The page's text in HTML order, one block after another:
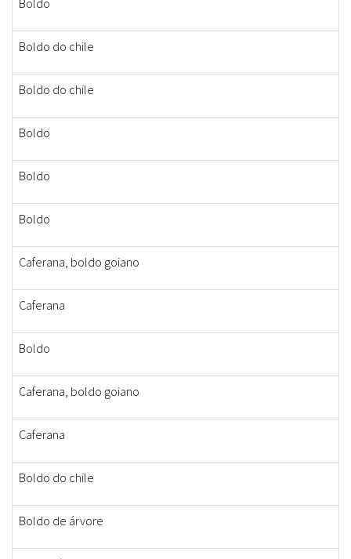
Boldo
Boldo do chile
Boldo do chile
Boldo
Boldo
Boldo
Caferana, boldo goiano
Caferana
Boldo
Caferana, boldo goiano
Caferana
Boldo do chile
Boldo de árvore